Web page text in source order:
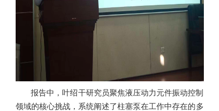
报告中，叶绍干研究员聚焦液压动力元件振动控制
领域的核心挑战，系统阐述了柱塞泵在工作中存在的多